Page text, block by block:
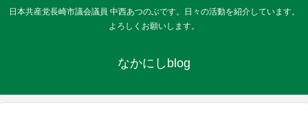
日本共産党長崎市議会議員 中西あつのぶです。日々の活動を紹介しています。
よろしくお願いします。
なかにしblog